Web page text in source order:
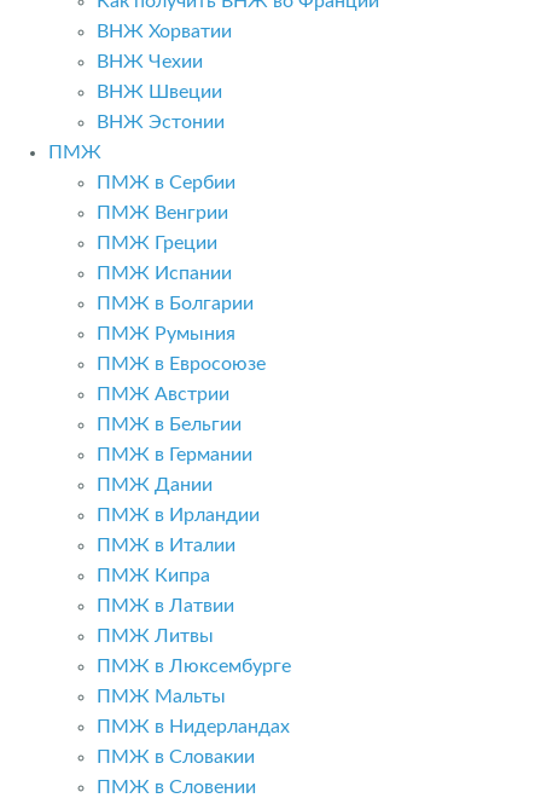
ВНЖ Хорватии
ВНЖ Чехии
ВНЖ Швеции
ВНЖ Эстонии
ПМЖ
ПМЖ в Сербии
ПМЖ Венгрии
ПМЖ Греции
ПМЖ Испании
ПМЖ в Болгарии
ПМЖ Румыния
ПМЖ в Евросоюзе
ПМЖ Австрии
ПМЖ в Бельгии
ПМЖ в Германии
ПМЖ Дании
ПМЖ в Ирландии
ПМЖ в Италии
ПМЖ Кипра
ПМЖ в Латвии
ПМЖ Литвы
ПМЖ в Люксембурге
ПМЖ Мальты
ПМЖ в Нидерландах
ПМЖ в Словакии
ПМЖ в Словении